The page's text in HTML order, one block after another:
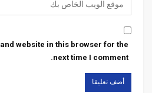
website in this browser for the
next time I comment.